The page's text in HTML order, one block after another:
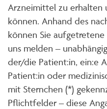
Arzneimittel zu erhalten
können. Anhand des
können Sie
uns melden –
der/die Patient:in, ein:e
Patient:in oder
mit Sternchen (*)
Pflichtfelder – diese